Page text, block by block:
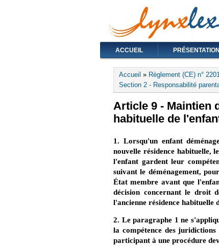
ACCUEIL PRÉSENTATION
Vous êtes ici
Accueil » Règlement (CE) n°
Section 2 - Responsabilité
Article 9 - Maintien
habituelle de
1. Lorsqu'un enfant
nouvelle résidence habituelle,
l'enfant gardent leur
suivant le déménagement,
État membre avant que
décision concernant le droit
l'ancienne résidence habituelle
2. Le paragraphe 1 ne
la compétence des
participant à une procédure